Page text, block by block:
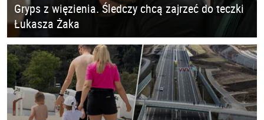
Gryps z więzienia. Śledczy chcą zajrzeć do teczki
Łukasza Żaka